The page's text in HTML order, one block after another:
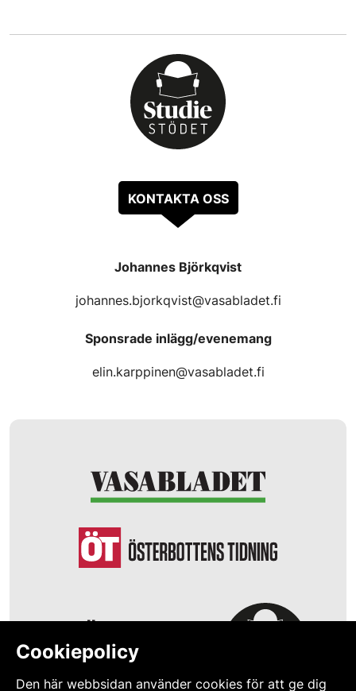
Cookiepolicy
Den här webbsidan använder cookies för att ge dig
KONTAKTA OSS
Johannes Björkqvist
johannes.bjorkqvist@vasabladet.fi
Sponsrade inlägg/evenemang
elin.karppinen@vasabladet.fi